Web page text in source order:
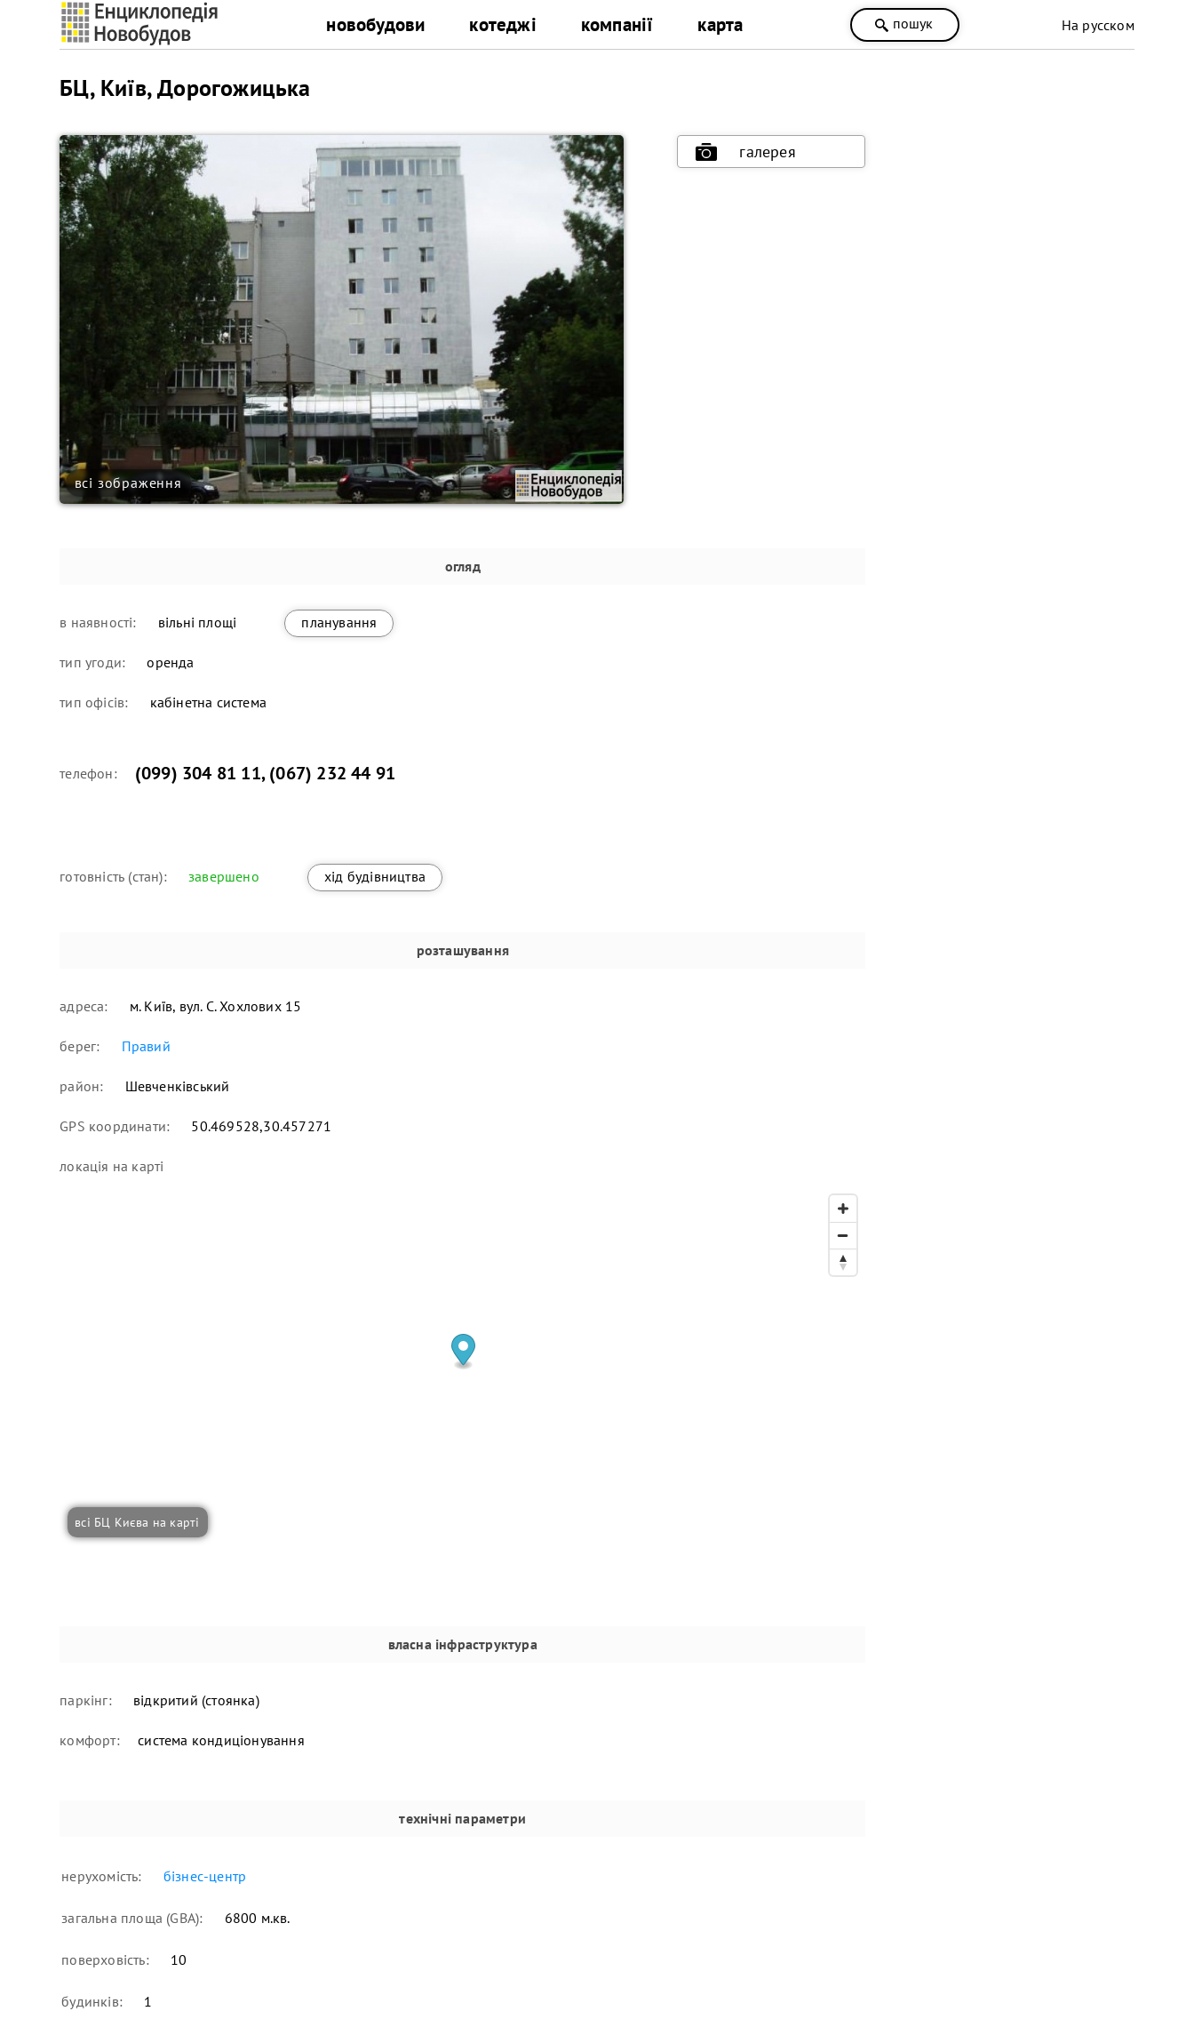
новобудови котеджі компанії карта пошук На русском
БЦ, Київ, Дорогожицька
всі зображення
галерея
огляд
в наявності: вільні площі планування
тип угоди: оренда
тип офісів: кабінетна система
телефон: (099) 304 81 11,(067) 232 44 91
готовність (стан): завершено хід будівництва
розташування
адреса: м. Київ, вул. С. Хохлових 15
берег: Правий
район: Шевченківський
GPS координати: 50.469528,30.457271
локація на карті
всі БЦ Києва на карті
власна інфраструктура
паркінг: відкритий (стоянка)
комфорт: система кондиціонування
технічні параметри
нерухомість: бізнес-центр
загальна площа (GBA): 6800 м.кв.
поверховість: 10
будинків: 1